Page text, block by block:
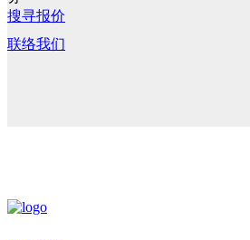
搜寻报价
联络我们